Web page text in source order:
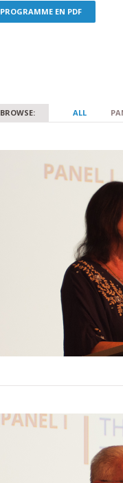
PROGRAMME EN PDF
BROWSE: ALL